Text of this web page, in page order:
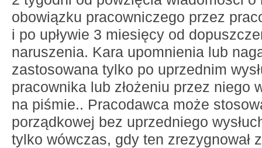
obowiązku pracowniczego przez
i po upływie 3 miesięcy od
naruszenia. Kara upomnienia lub
zastosowana tylko po uprzednim
pracownika lub złożeniu przez niego
na piśmie.. Pracodawca może
porządkowej bez uprzedniego
tylko wówczas, gdy ten zrezygnował